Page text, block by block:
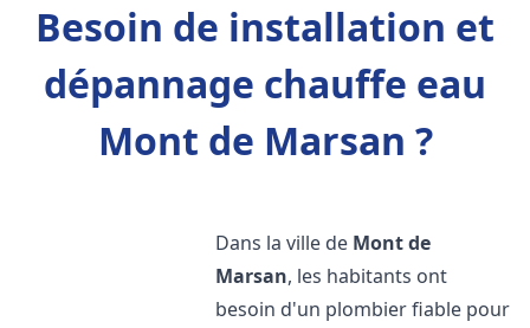
Besoin de installation et
dépannage chauffe eau
Mont de Marsan ?
Dans la ville de Mont de
Marsan, les habitants ont
besoin d'un plombier fiable pour